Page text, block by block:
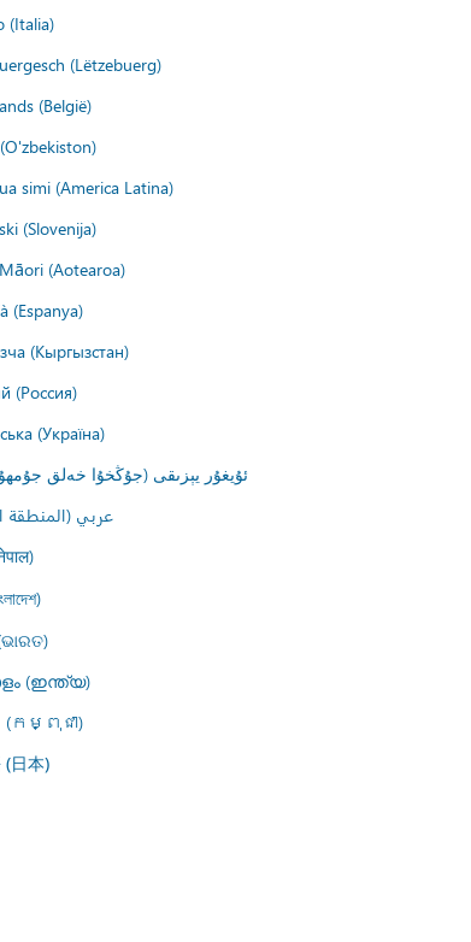
(Italia)
(Lëtzebuerg)
(België)
simi (America Latina)
(Slovenija)
(Aotearoa)
(Espanya)
(Кыргызстан)
(Россия)
(Україна)
ئۇيغۇر يېزىقى (جۇڭخۇا خەلق
عربي (المنطقة
(ഇന്ത്യ)
(កម្ពុជា)
(日本)